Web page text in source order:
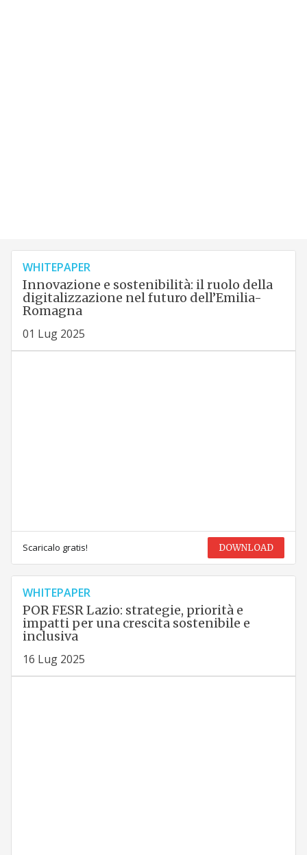
WHITEPAPER
Innovazione e sostenibilità: il ruolo della
digitalizzazione nel futuro dell’Emilia-
Romagna
01 Lug 2025
Scaricalo gratis! DOWNLOAD
WHITEPAPER
POR FESR Lazio: strategie, priorità e
impatti per una crescita sostenibile e
inclusiva
16 Lug 2025